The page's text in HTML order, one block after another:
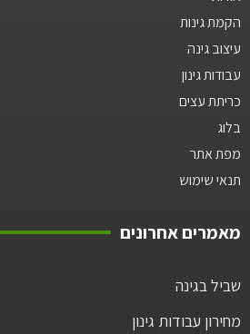
הקמת גינות
עיצוב גינה
עבודות גינון
כריתת עצים
בלוג
מפת אתר
תנאי שימוש
מאמרים אחרונים
שביל בגינה
מחירון עבודות גינון